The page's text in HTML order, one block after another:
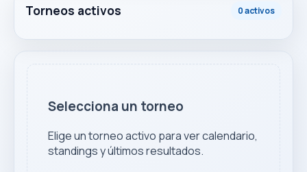
Torneos activos 0 activos
Selecciona un torneo
Elige un torneo activo para ver calendario,
standings y últimos resultados.